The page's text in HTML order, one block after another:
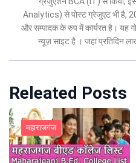
Analytics) से पोस्ट ग्रेजुएट भी है,
और सम्पादक के रुप में कार्यरत है। यह
न्यूज़ साइट है । जहा प्रतिदिन
Releated Posts
महाराजगंज